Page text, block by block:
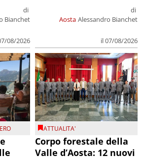
di
Bianchet
08/2026
Aosta
di
Alessandro Bianchet
il 07/08/2026
ATTUALITA'
Corpo forestale della
Valle d’Aosta: 12 nuovi